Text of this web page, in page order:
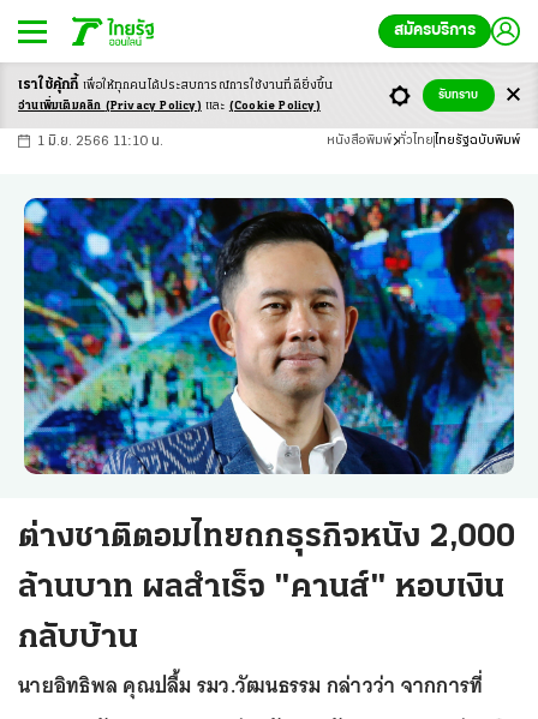
สมัครบริการ
-ก ก ก+
1 มิ.ย. 2566 11:10 น. หนังสือพิมพ์ ทั่วไทย ไทยรัฐฉบับพิมพ์
ต่างชาติตอมไทยถกธุรกิจหนัง 2,000
ล้านบาท ผลสำเร็จ "คานส์" หอบเงิน
กลับบ้าน
นายอิทธิพล คุณปลื้ม รมว.วัฒนธรรม กล่าวว่า จากการที่
เราใช้คุ้กกี้ เพื่อให้ทุกคนได้ประสบการณ์การใช้งานที่ดียิ่งขึ้น
อ่านเพิ่มเติมคลิก (Privacy Policy) และ (Cookie Policy)
รับทราบ